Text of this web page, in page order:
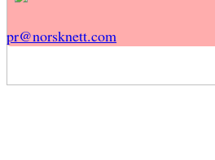
pr@norsknett.com